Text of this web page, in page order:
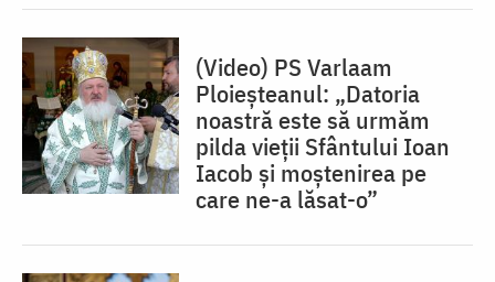
(Video) PS Varlaam
Ploieșteanul: „Datoria
noastră este să urmăm
pilda vieții Sfântului Ioan
Iacob și moștenirea pe
care ne-a lăsat-o”